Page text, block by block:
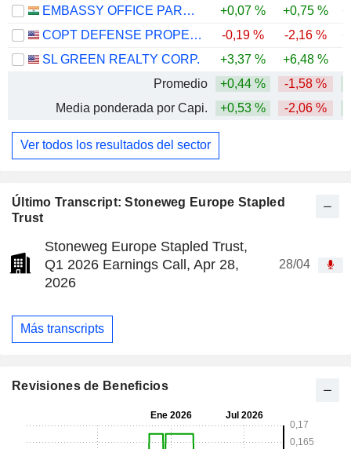
Último Transcript: Stoneweg Europe Stapled
Trust
Stoneweg Europe Stapled Trust,
Q1 2026 Earnings Call, Apr 28,
2026
28/04
Más transcripts
EMBASSY OFFICE PARKS REIT
+0,07 % +0,75 %
COPT DEFENSE PROPERTIES
-0,19 % -2,16 %
SL GREEN REALTY CORP.
+3,37 % +6,48 %
Promedio
+0,44 % -1,58 %
Media ponderada por Capi.
+0,53 % -2,06 %
Ver todos los resultados del sector
Revisiones de Beneficios